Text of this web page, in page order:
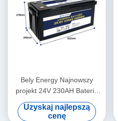
Bely Energy Najnowszy
projekt 24V 230AH Baterie
Bms dla jachty medycznej
Uzyskaj najlepszą
cenę